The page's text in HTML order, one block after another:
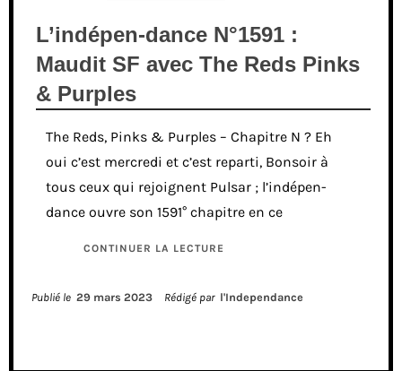
L’indépen-dance N°1591 :
Maudit SF avec The Reds Pinks
& Purples
The Reds, Pinks & Purples – Chapitre N ? Eh
oui c’est mercredi et c’est reparti, Bonsoir à
tous ceux qui rejoignent Pulsar ; l’indépen-
dance ouvre son 1591° chapitre en ce
CONTINUER LA LECTURE
Publié le 29 mars 2023 Rédigé par l'Independance